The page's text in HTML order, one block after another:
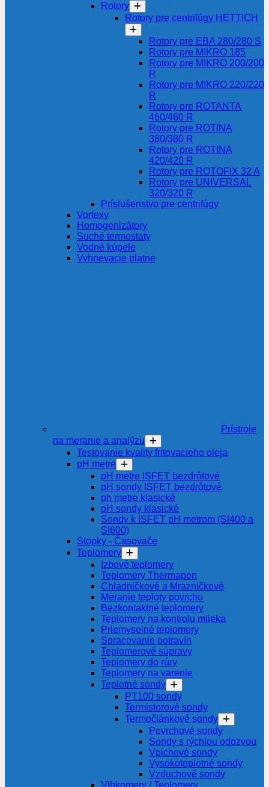
Rotory
Rotory pre centrifúgy HETTICH
Rotory pre EBA 280/280 S
Rotory pre MIKRO 185
Rotory pre MIKRO 200/200
R
Rotory pre MIKRO 220/220
R
Rotory pre ROTANTA
460/460 R
Rotory pre ROTINA
380/380 R
Rotory pre ROTINA
420/420 R
Rotory pre ROTOFIX 32 A
Rotory pre UNIVERSAL
320/320 R
Príslušenstvo pre centrifúgy
Vortexy
Homogenizátory
Suché termostaty
Vodné kúpele
Vyhrievacie platne
Prístroje
na meranie a analýzu
Testovanie kvality fritovacieho oleja
pH metre
pH metre ISFET bezdrôtové
pH sondy ISFET bezdrôtové
ph metre klasické
pH sondy klasické
Sondy k ISFET pH metrom (SI400 a
SI600)
Stopky - Časovače
Teplomery
Izbové teplomery
Teplomery Thermapen
Chladničkové a Mrazničkové
Meranie teploty povrchu
Bezkontaktné teplomery
Teplomery na kontrolu mlieka
Priemyselné teplomery
Spracovanie potravín
Teplomerové súpravy
Teplomery do rúry
Teplomery na varenie
Teplotné sondy
PT100 sondy
Termistorové sondy
Termočlánkové sondy
Povrchové sondy
Sondy s rýchlou odozvou
Vpichové sondy
Vysokoteplotné sondy
Vzduchové sondy
Vlhkomery / Teplomery